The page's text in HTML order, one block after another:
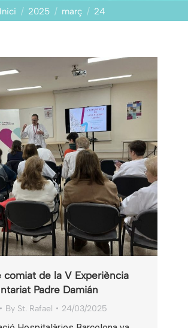
Inici 2025 març 24
comiat de la V Experiència
Padre Damián
By St. Rafael 24/03/2025